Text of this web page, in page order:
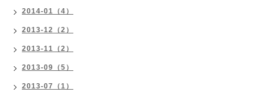
2014-01（4）
2013-12（2）
2013-11（2）
2013-09（5）
2013-07（1）